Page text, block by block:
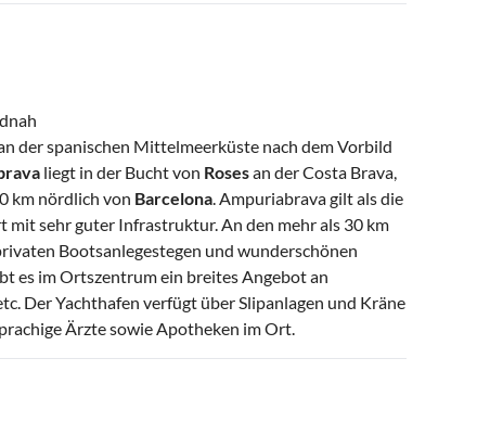
der spanischen Mittelmeerküste nach dem Vorbild
liegt in der Bucht von Rosesan der Costa Brava,
km nördlich von Barcelona . Ampuriabrava gilt als die
sehr guter Infrastruktur. An den mehr als 30 km
Bootsanlegestegen und wunderschönen
es im Ortszentrum ein breites Angebot an
Der Yachthafen verfügt über Slipanlagen und Kräne
Ärzte sowie Apotheken im Ort.